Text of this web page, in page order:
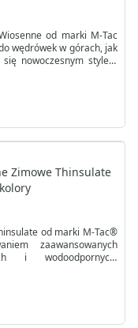
od marki M-Tac
wędrówek w górach, jak
nowoczesnym stylem
idealne dopasowanie
zaprojektowane do
oraz aktywności na
Zimowe Thinsulate
od marki M-Tac®
zaawansowanych
i wodoodpornych,
przyczepność na
doskonale radzi
powierzchniami, a
pozwala szybko i